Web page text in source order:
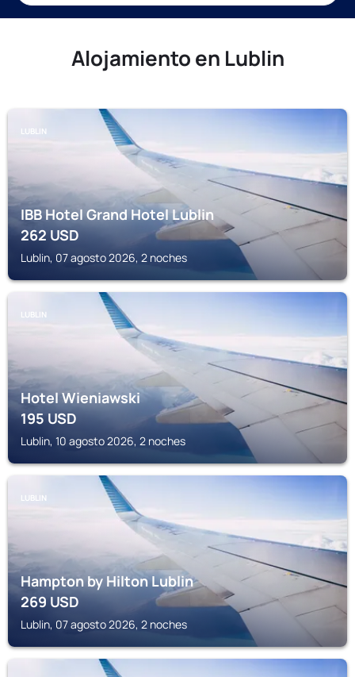
Alojamiento en Lublin
LUBLIN
IBB Hotel Grand Hotel Lublin
262USD
Lublin, 07 agosto 2026, 2 noches
LUBLIN
Hotel Wieniawski
195USD
Lublin, 10 agosto 2026, 2 noches
LUBLIN
Hampton by Hilton Lublin
269USD
Lublin, 07 agosto 2026, 2 noches